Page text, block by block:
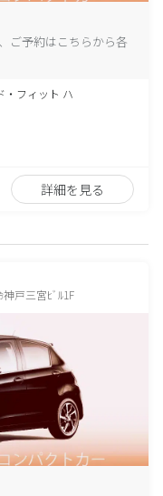
ご予約はこちらから各
・フィット ハ
詳細を見る
戸三宮ﾋﾞﾙ1F